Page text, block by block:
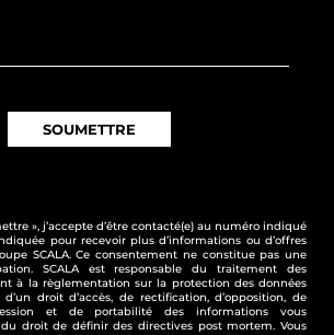
SOUMETTRE
», j’accepte d’être contacté(e) au numéro indiqué
pour recevoir plus d’informations ou d’offres
SCALA. Ce consentement ne constitue pas une
SCALA est responsable du traitement des
à la règlementation sur la protection des données
d’un droit d’accès, de rectification, d’opposition, de
et de portabilité des informations vous
droit de définir des directives post mortem. Vous
l’utilisation
d’intérêts,
lien